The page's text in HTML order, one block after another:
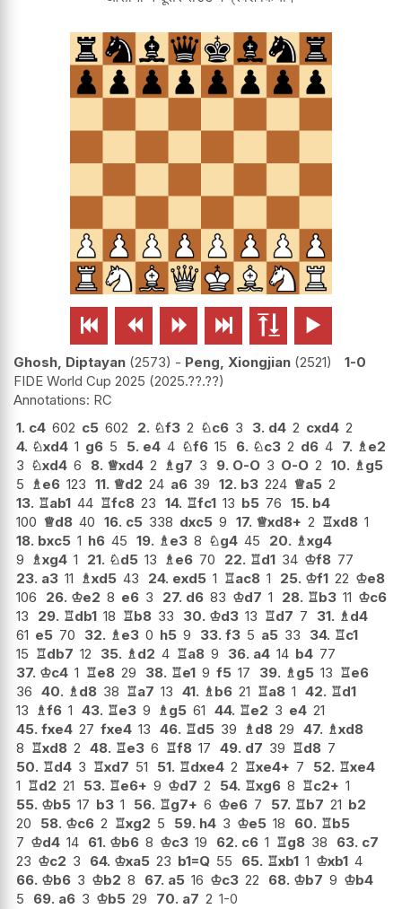
     
Ghosh, Diptayan 2573 - Peng, Xiongjian 2521
1-0
FIDE World Cup 2025 2025.??.??
RC
1. c4 602 c5 602 2. ♘f3 2 ♘c6 3 3. d4 2 cxd4 2
4. ♘xd4 1 g6 5 5. e4 4 ♘f6 15 6. ♘c3 2 d6 4 7. ♗e2
3 ♘xd4 6 8. ♕xd4 2 ♗g7 3 9. O-O 3 O-O 2 10. ♗g5
5 ♗e6 123 11. ♕d2 24 a6 39 12. b3 224 ♕a5 2
13. ♖ab1 44 ♖fc8 23 14. ♖fc1 13 b5 76 15. b4
100 ♕d8 40 16. c5 338 dxc5 9 17. ♕xd8+ 2 ♖xd8 1
18. bxc5 1 h6 45 19. ♗e3 8 ♘g4 45 20. ♗xg4
9 ♗xg4 1 21. ♘d5 13 ♗e6 70 22. ♖d1 34 ♔f8 77
23. a3 11 ♗xd5 43 24. exd5 1 ♖ac8 1 25. ♔f1 22 ♔e8
106
26. ♔e2 8 e6 3 27. d6 83 ♔d7 1 28. ♖b3 11 ♔c6
13
29. ♖db1 18 ♖b8 33 30. ♔d3 13 ♖d7 7 31. ♗d4
61 e5 70 32. ♗e3 0 h5 9 33. f3 5 a5 33 34. ♖c1
15 ♖db7 12 35. ♗d2 4 ♖a8 9 36. a4 14 b4 77
37. ♔c4 1 ♖e8 29 38. ♖e1 9 f5 17 39. ♗g5 13 ♖e6
36 40. ♗d8 38 ♖a7 13 41. ♗b6 21 ♖a8 1 42. ♖d1
13 ♗f6 1 43. ♖e3 9 ♗g5 61 44. ♖e2 3 e4 21
45. fxe4 27 fxe4 13 46. ♖d5 39 ♗d8 29 47. ♗xd8
8 ♖xd8 2 48. ♖e3 6 ♖f8 17 49. d7 39 ♖d8 7
50. ♖d4 3 ♖xd7 51 51. ♖dxe4 2 ♖xe4+ 7 52. ♖xe4
1 ♖d2 21 53. ♖e6+ 9 ♔d7 2 54. ♖xg6 8 ♖c2+ 1
55. ♔b5 17 b3 1 56. ♖g7+ 6 ♔e6 7 57. ♖b7 21 b2
20
58. ♔c6 2 ♖xg2 5 59. h4 3 ♔e5 18 60. ♖b5
7 ♔d4 14 61. ♔b6 8 ♔c3 19 62. c6 1 ♖g8 38 63. c7
23 ♔c2 3 64. ♔xa5 23 b1=Q 55 65. ♖xb1 1 ♔xb1 4
66. ♔b6 3 ♔b2 8 67. a5 16 ♔c3 22 68. ♔b7 9 ♔b4
5
69. a6 3 ♔b5 29 70. a7 2 1-0